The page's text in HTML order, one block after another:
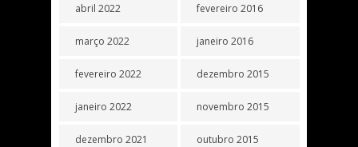
abril 2022
março 2022
fevereiro 2022
janeiro 2022
dezembro 2021
fevereiro 2016
janeiro 2016
dezembro 2015
novembro 2015
outubro 2015